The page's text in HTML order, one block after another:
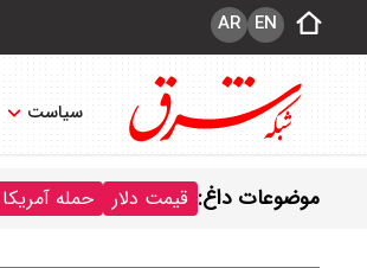
EN
AR
سیاست
موضوعات داغ: قیمت دلار حمله